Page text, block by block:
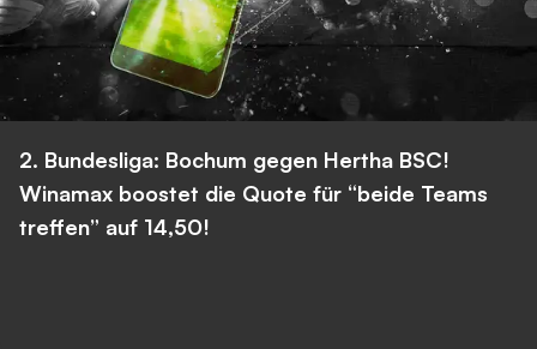
2. Bundesliga: Bochum gegen Hertha BSC!
Winamax boostet die Quote für “beide Teams
treffen” auf 14,50!